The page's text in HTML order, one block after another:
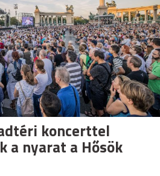
koncerttel
a nyarat a Hősök